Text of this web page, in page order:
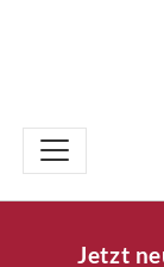
Jetzt